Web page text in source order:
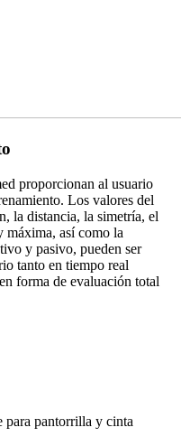
proporcionan al usuario
Los valores del
la distancia, la simetría, el
máxima, así como la
y pasivo, pueden ser
tanto en tiempo real
forma de evaluación total
para pantorrilla y cinta